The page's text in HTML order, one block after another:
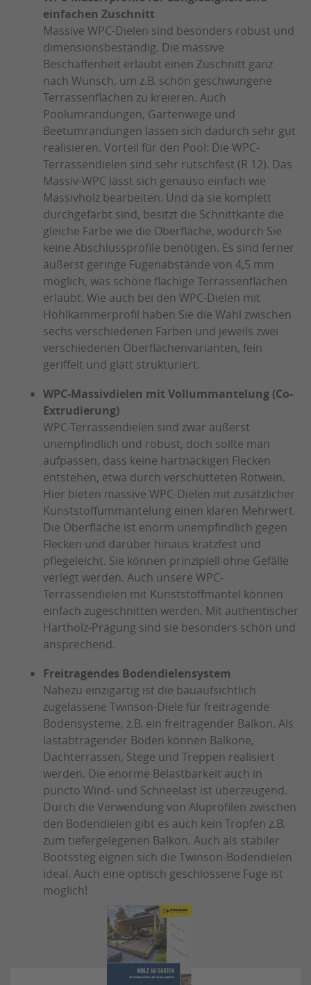
einfachen Zuschnitt
Massive WPC-Dielen sind besonders robust und
dimensionsbeständig. Die massive
Beschaffenheit erlaubt einen Zuschnitt ganz
nach Wunsch, um z.B. schön geschwungene
Terrassenflächen zu kreieren. Auch
Poolumrandungen, Gartenwege und
Beetumrandungen lassen sich dadurch sehr gut
realisieren. Vorteil für den Pool: Die WPC-
Terrassendielen sind sehr rutschfest (R 12). Das
Massiv-WPC lässt sich genauso einfach wie
Massivholz bearbeiten. Und da sie komplett
durchgefärbt sind, besitzt die Schnittkante die
gleiche Farbe wie die Oberfläche, wodurch Sie
keine Abschlussprofile benötigen. Es sind ferner
äußerst geringe Fugenabstände von 4,5 mm
möglich, was schöne flächige Terrassenflächen
erlaubt. Wie auch bei den WPC-Dielen mit
Hohlkammerprofil haben Sie die Wahl zwischen
sechs verschiedenen Farben und jeweils zwei
verschiedenen Oberflächenvarianten, fein
geriffelt und glatt strukturiert.
WPC-Massivdielen mit Vollummantelung (Co-
Extrudierung)
WPC-Terrassendielen sind zwar äußerst
unempfindlich und robust, doch sollte man
aufpassen, dass keine hartnäckigen Flecken
entstehen, etwa durch verschütteten Rotwein.
Hier bieten massive WPC-Dielen mit zusätzlicher
Kunststoffummantelung einen klaren Mehrwert.
Die Oberfläche ist enorm unempfindlich gegen
Flecken und darüber hinaus kratzfest und
pflegeleicht. Sie können prinzipiell ohne Gefälle
verlegt werden. Auch unsere WPC-
Terrassendielen mit Kunststoffmantel können
einfach zugeschnitten werden. Mit authentischer
Hartholz-Prägung sind sie besonders schön und
ansprechend.
Freitragendes Bodendielensystem
Nahezu einzigartig ist die bauaufsichtlich
zugelassene Twinson-Diele für freitragende
Bodensysteme, z.B. ein freitragender Balkon. Als
lastabtragender Boden können Balkone,
Dachterrassen, Stege und Treppen realisiert
werden. Die enorme Belastbarkeit auch in
puncto Wind- und Schneelast ist überzeugend.
Durch die Verwendung von Aluprofilen zwischen
den Bodendielen gibt es auch kein Tropfen z.B.
zum tiefergelegenen Balkon. Auch als stabiler
Bootssteg eignen sich die Twinson-Bodendielen
ideal. Auch eine optisch geschlossene Fuge ist
möglich!